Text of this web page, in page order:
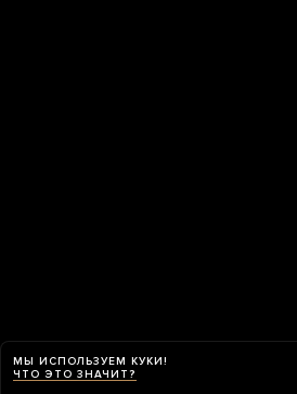
МЫ ИСПОЛЬЗУЕМ КУКИ!
ЧТО ЭТО ЗНАЧИТ?